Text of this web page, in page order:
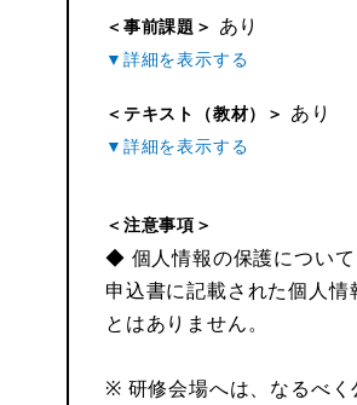
＜事前課題＞ あり
＜テキスト（教材）＞ あり
＜注意事項＞
◆ 個人情報の保護について
申込書に記載された個人
とはありません。
※ 研修会場へは、なるべく